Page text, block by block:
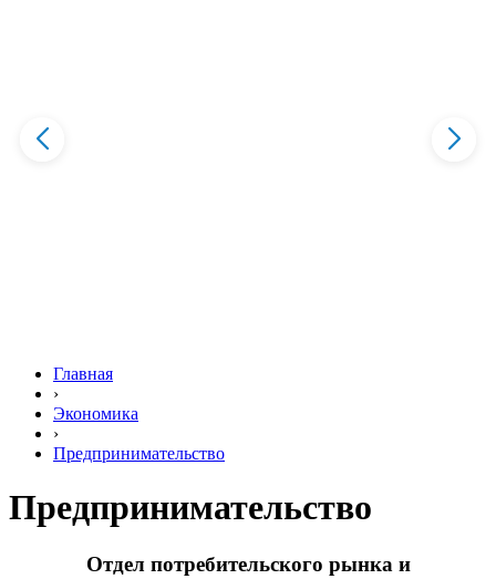
Главная
›
Экономика
›
Предпринимательство
Предпринимательство
Отдел потребительского рынка и